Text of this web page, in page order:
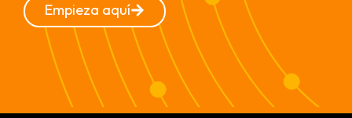
Empieza aquí